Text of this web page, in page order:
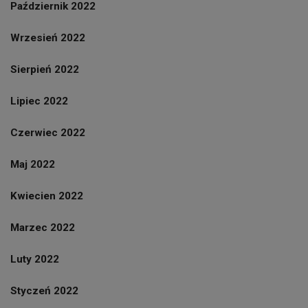
Październik 2022
Wrzesień 2022
Sierpień 2022
Lipiec 2022
Czerwiec 2022
Maj 2022
Kwiecien 2022
Marzec 2022
Luty 2022
Styczeń 2022